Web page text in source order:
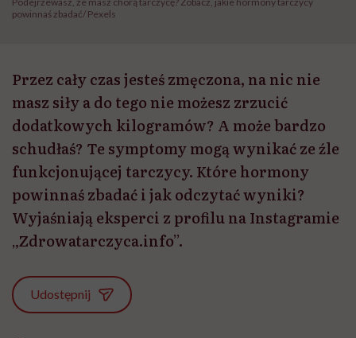
powinnaś zbadać/ Pexels
Przez cały czas jesteś zmęczona, na nic nie
masz siły a do tego nie możesz zrzucić
dodatkowych kilogramów? A może bardzo
schudłaś? Te symptomy mogą wynikać ze źle
funkcjonującej tarczycy. Które hormony
powinnaś zbadać i jak odczytać wyniki?
Wyjaśniają eksperci z profilu na Instagramie
„Zdrowatarczyca.info”.
Udostępnij